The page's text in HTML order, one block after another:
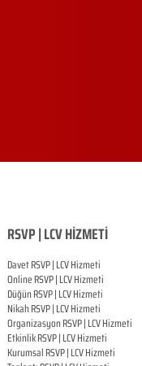
RSVP | LCV HİZMETİ
Davet RSVP | LCV Hizmeti
OnlineRSVP |LCV Hizmeti
DüğünRSVP |LCV Hizmeti
NikahRSVP |LCV Hizmeti
OrganizasyonRSVP |LCV Hizmeti
EtkinlikRSVP |LCV Hizmeti
KurumsalRSVP |LCV Hizmeti